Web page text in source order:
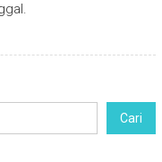
Cari